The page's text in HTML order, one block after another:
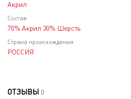
Акрил
Состав
70% Акрил 30% Шерсть
Страна происхождения
РОССИЯ
ОТЗЫВЫ 0